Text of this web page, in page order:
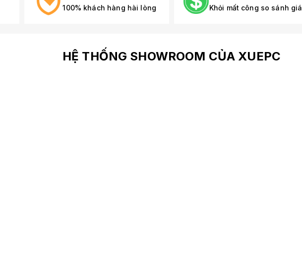
100% khách hàng hài lòng Khỏi mất công so sánh giá
HỆ THỐNG SHOWROOM CỦA XUEPC